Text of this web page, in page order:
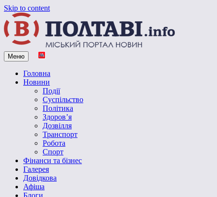
Skip to content
Vpoltave.info
Полтавський портал новин
Меню
Головна
Новини
Події
Суспільство
Політика
Здоров’я
Дозвілля
Транспорт
Робота
Спорт
Фінанси та бізнес
Галерея
Довідкова
Афіша
Блоги